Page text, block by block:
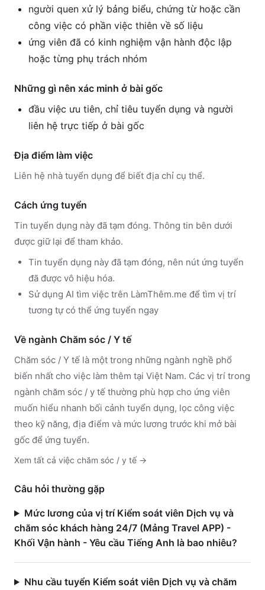
người quen xử lý bảng biểu, chứng từ hoặc cần
công việc có phần việc thiên về số liệu
ứng viên đã có kinh nghiệm vận hành độc lập
hoặc từng phụ trách nhóm
Những gì nên xác minh ở bài gốc
đầu việc ưu tiên, chỉ tiêu tuyển dụng và người
liên hệ trực tiếp ở bài gốc
Địa điểm làm việc
Liên hệ nhà tuyển dụng để biết địa chỉ cụ thể.
Cách ứng tuyển
Tin tuyển dụng này đã tạm đóng. Thông tin bên dưới
được giữ lại để tham khảo.
Tin tuyển dụng này đã tạm đóng, nên nút ứng tuyển
đã được vô hiệu hóa.
Sử dụng AI tìm việc trên LàmThêm.me để tìm vị trí
tương tự có thể ứng tuyển ngay
Về ngành Chăm sóc / Y tế
Chăm sóc / Y tế là một trong những ngành nghề phổ
biến nhất cho việc làm thêm tại Việt Nam. Các vị trí trong
ngành chăm sóc / y tế thường phù hợp cho ứng viên
muốn hiểu nhanh bối cảnh tuyển dụng, lọc công việc
theo kỹ năng, địa điểm và mức lương trước khi mở bài
gốc để ứng tuyển.
Xem tất cả việc chăm sóc / y tế→
Câu hỏi thường gặp
Mức lương của vị trí Kiểm soát viên Dịch vụ và
chăm sóc khách hàng 24/7 (Mảng Travel APP) -
Khối Vận hành - Yêu cầu Tiếng Anh là bao nhiêu?
Nhu cầu tuyển Kiểm soát viên Dịch vụ và chăm